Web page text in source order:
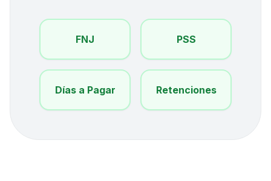
FNJ PSS
Días a Pagar Retenciones